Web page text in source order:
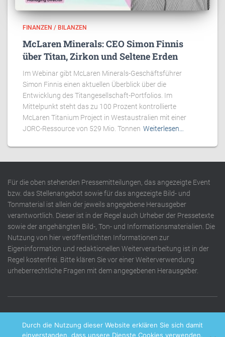
FINANZEN / BILANZEN
McLaren Minerals: CEO Simon Finnis
über Titan, Zirkon und Seltene Erden
Im Webinar gibt McLaren Minerals-Geschäftsführer
Simon Finnis einen aktuellen Überblick über die
Entwicklung des Titangesellschaft-Portfolios. Im
Mittelpunkt steht das zu 100 Prozent kontrollierte
McLaren Titanium Project in Westaustralien mit einer
JORC-Ressource von 529 Mio. Tonnen Weiterlesen…
Für die oben stehenden Pressemitteilungen, das angezeigte Event
bzw. das Stellenangebot sowie für das angezeigte Bild- und
Tonmaterial ist allein der jeweils angegebene Herausgeber
verantwortlich. Dieser ist in der Regel auch Urheber der Pressetexte
sowie der angehängten Bild-, Ton- und Informationsmaterialien. Die
Nutzung von hier veröffentlichten Informationen zur
Eigeninformation und redaktionellen Weiterverarbeitung ist in der
Regel kostenfrei. Bitte klären Sie vor einer Weiterverwendung
urheberrechtliche Fragen mit dem angegebenen Herausgeber.
Durch die Nutzung dieser Website erklären Sie sich damit
einverstanden, dass unsere Dienste Cookies verwenden.